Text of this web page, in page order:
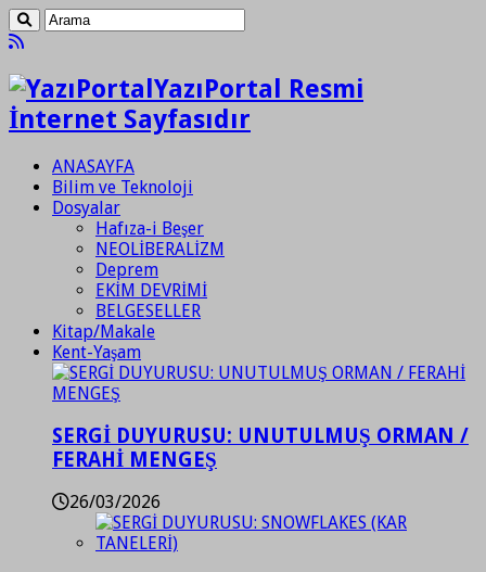
YazıPortal Resmi
İnternet Sayfasıdır
ANASAYFA
Bilim ve Teknoloji
Dosyalar
Hafıza-i Beşer
NEOLİBERALİZM
Deprem
EKİM DEVRİMİ
BELGESELLER
Kitap/Makale
Kent-Yaşam
SERGİ DUYURUSU: UNUTULMUŞ ORMAN /
FERAHİ MENGEŞ
26/03/2026